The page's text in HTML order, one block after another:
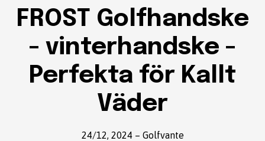
FROST Golfhandske
- vinterhandske -
Perfekta för Kallt
Väder
24/12, 2024– Golfvante